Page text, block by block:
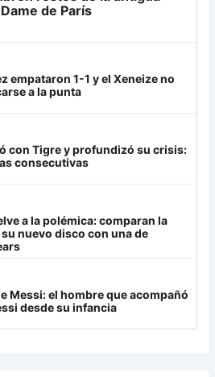
19
19
de París
empataron 1-1 y el Xeneize no
a la punta
con Tigre y profundizó su crisis:
consecutivas
a la polémica: comparan la
nuevo disco con una de
Messi: el hombre que acompañó
desde su infancia